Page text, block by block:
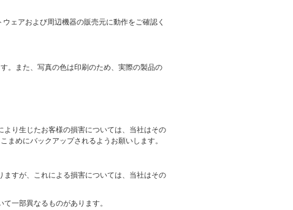
ェアおよび周辺機器の販売元に動作をご確認く
。また、写真の色は印刷のため、実際の製品の
り生じたお客様の損害については、当社はその
めにバックアップされるようお願いします。
すが、これによる損害については、当社はその
一部異なるものがあります。